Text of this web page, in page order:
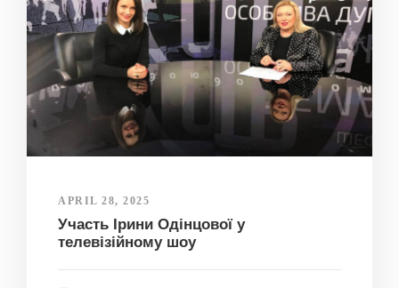
APRIL 28, 2025
Участь Ірини Одінцової у
телевізійному шоу